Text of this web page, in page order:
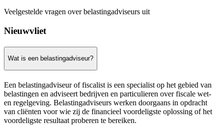
Veelgestelde vragen over belastingadviseurs uit
Nieuwvliet
Wat is een belastingadviseur?
Een belastingadviseur of fiscalist is een specialist op het gebied van
belastingen en adviseert bedrijven en particulieren over fiscale wet-
en regelgeving. Belastingadviseurs werken doorgaans in opdracht
van cliënten voor wie zij de financieel voordeligste oplossing of het
voordeligste resultaat proberen te bereiken.